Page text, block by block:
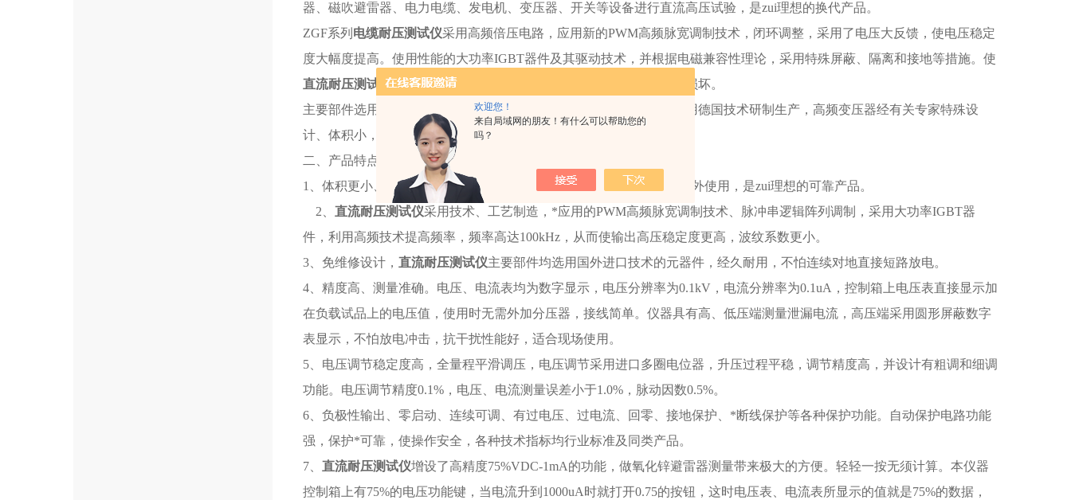
欢迎您！
来自局域网的朋友！有什么可以帮助您的
吗？
器、磁吹避雷器、电力电缆、发电机、变压器、开关等设备进行直流高压试验，是zui理想的换代产品。
ZGF系列 电缆耐压测试仪采用高频倍压电路，应用新的PWM高频脉宽调制技术，闭环调整，采用了电压大反馈，使电压稳定
度大幅度提高。使用性能的大功率IGBT器件及其驱动技术，并根据电磁兼容性理论，采用特殊屏蔽、隔离和接地等措施。使
直流耐压测试仪实现了高品质、便携式，并能承受额定电压放电而不损坏。
主要部件选用国外技术的元器件，使仪器更可靠、更稳定，倍压筒体用德国技术研制生产，高频变压器经有关专家特殊设
计、体积小，容量大，过载能力强，便于现场作业试验。
二、产品特点
1、体积更小、重量更轻、更美观可靠、操作简便、功能齐全，便于野外使用，是zui理想的可靠产品。
2、 直流耐压测试仪采用技术、工艺制造，*应用的PWM高频脉宽调制技术、脉冲串逻辑阵列调制，采用大功率IGBT器
件，利用高频技术提高频率，频率高达100kHz，从而使输出高压稳定度更高，波纹系数更小。
3、免维修设计， 直流耐压测试仪主要部件均选用国外进口技术的元器件，经久耐用，不怕连续对地直接短路放电。
4、精度高、测量准确。电压、电流表均为数字显示，电压分辨率为0.1kV，电流分辨率为0.1uA，控制箱上电压表直接显示加
在负载试品上的电压值，使用时无需外加分压器，接线简单。仪器具有高、低压端测量泄漏电流，高压端采用圆形屏蔽数字
表显示，不怕放电冲击，抗干扰性能好，适合现场使用。
5、电压调节稳定度高，全量程平滑调压，电压调节采用进口多圈电位器，升压过程平稳，调节精度高，并设计有粗调和细调
功能。电压调节精度0.1%，电压、电流测量误差小于1.0%，脉动因数0.5%。
6、负极性输出、零启动、连续可调、有过电压、过电流、回零、接地保护、*断线保护等各种保护功能。自动保护电路功能
强，保护*可靠，使操作安全，各种技术指标均行业标准及同类产品。
7、 直流耐压测试仪增设了高精度75%VDC-1mA的功能，做氧化锌避雷器测量带来极大的方便。轻轻一按无须计算。本仪器
控制箱上有75%的电压功能键，当电流升到1000uA时就打开0.75的按钮，这时电压表、电流表所显示的值就是75%的数据，